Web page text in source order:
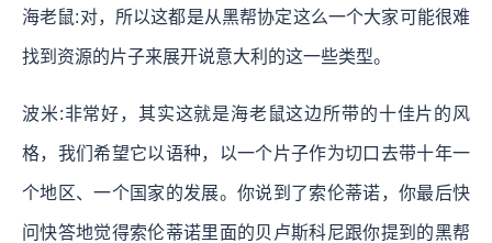
海老鼠:对，所以这都是从黑帮协定这么一个大家可能很难
找到资源的片子来展开说意大利的这一些类型。
波米:非常好，其实这就是海老鼠这边所带的十佳片的风
格，我们希望它以语种，以一个片子作为切口去带十年一
个地区、一个国家的发展。你说到了索伦蒂诺，你最后快
问快答地觉得索伦蒂诺里面的贝卢斯科尼跟你提到的黑帮